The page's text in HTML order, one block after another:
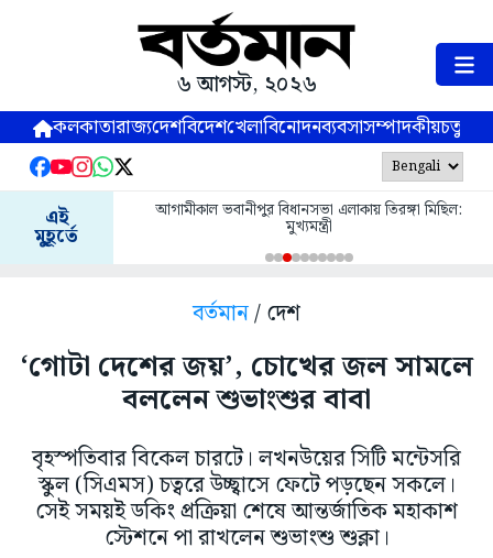
৬ আগস্ট, ২০২৬
কলকাতারাজ্যদেশবিদেশখেলাবিনোদনব্যবসাসম্পাদকীয়
এই
মুহূর্তে
আগামীকাল ভবানীপুর বিধানসভা এলাকায় তিরঙ্গা মিছিল:
মুখ্যমন্ত্রী
বর্তমান/ দেশ
‘গোটা দেশের জয়’, চোখের জল সামলে
বললেন শুভাংশুর বাবা
বৃহস্পতিবার বিকেল চারটে। লখনউয়ের সিটি মন্টেসরি
স্কুল (সিএমস) চত্বরে উচ্ছ্বাসে ফেটে পড়ছেন সকলে।
সেই সময়ই ডকিং প্রক্রিয়া শেষে আন্তর্জাতিক মহাকাশ
স্টেশনে পা রাখলেন শুভাংশু শুক্লা।